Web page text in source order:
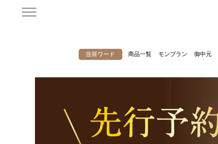
注目ワード 商品一覧 モンブラン 御中元